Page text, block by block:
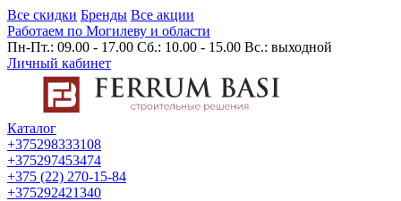
Все скидки Бренды Все акции
Работаем по Могилеву и области
Пн-Пт.: 09.00 - 17.00 Сб.: 10.00 - 15.00 Вс.: выходной
Личный кабинет
Каталог
+375298333108
+375297453474
+375 (22) 270-15-84
+375292421340